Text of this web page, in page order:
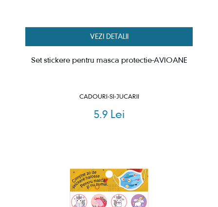
VEZI DETALII
Set stickere pentru masca protectie-AVIOANE
CADOURI-SI-JUCARII
5.9 Lei